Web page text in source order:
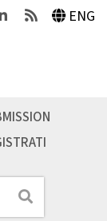
Feeds ENG
Cerca